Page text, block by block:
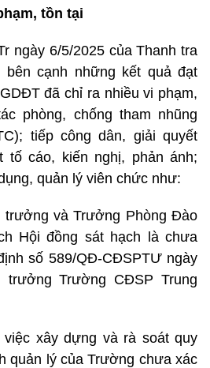
tồn tại
ngày 6/5/2025 của Thanh tra
bên cạnh những kết quả đạt
đã chỉ ra nhiều vi phạm,
phòng, chống tham nhũng
tiếp công dân, giải quyết
tố cáo, kiến nghị, phản ánh;
quản lý viên chức như:
trưởng và Trưởng Phòng Đào
Hội đồng sát hạch là chưa
số 589/QĐ-CĐSPTƯ ngày
trưởng Trường CĐSP Trung
xây dựng và rà soát quy
quản lý của Trường chưa xác